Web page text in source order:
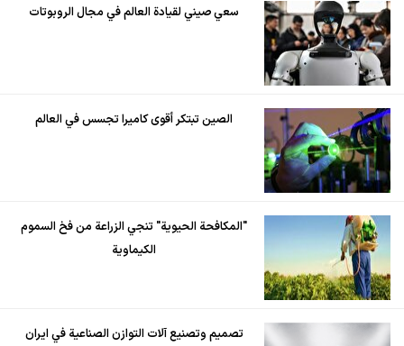
سعي صيني لقيادة العالم في مجال الروبوتات
الصين تبتكر أقوى كاميرا تجسس في العالم
"المكافحة الحيوية" تنجي الزراعة من فخ السموم
الكيماوية
تصميم وتصنيع آلات التوازن الصناعية في ايران